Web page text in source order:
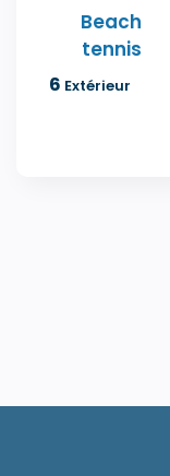
Beach
tennis
6 Extérieur